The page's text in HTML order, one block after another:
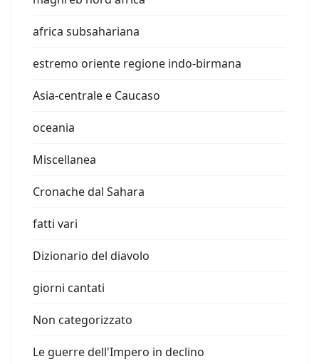
africa subsahariana
estremo oriente regione indo-birmana
Asia-centrale e Caucaso
oceania
Miscellanea
Cronache dal Sahara
fatti vari
Dizionario del diavolo
giorni cantati
Non categorizzato
Le guerre dell'Impero in declino